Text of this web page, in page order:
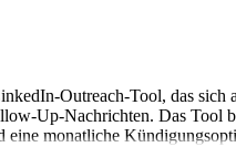
Outreach-Tool, das
Up-Nachrichten. Das Tool
eine monatliche